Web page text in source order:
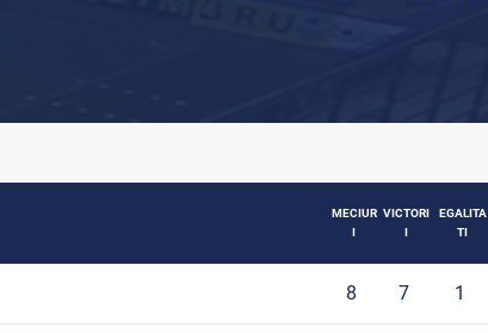
MECIUR
I
VICTORI
I
EGALITA
TI
8 7 1